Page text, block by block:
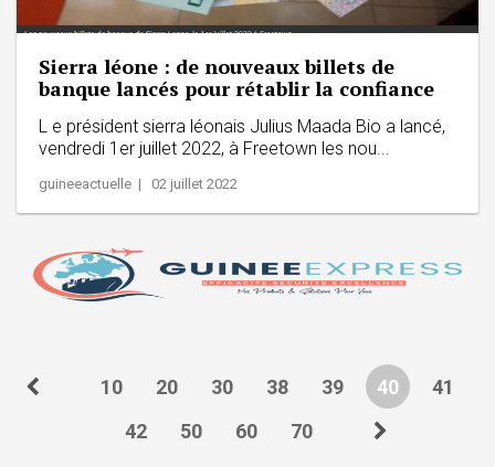
Sierra léone : de nouveaux billets de
banque lancés pour rétablir la confiance
L e président sierra léonais Julius Maada Bio a lancé,
vendredi 1er juillet 2022, à Freetown les nou...
guineeactuelle | 02 juillet 2022
10 20 30 38 39 40
41
42
50 60 70